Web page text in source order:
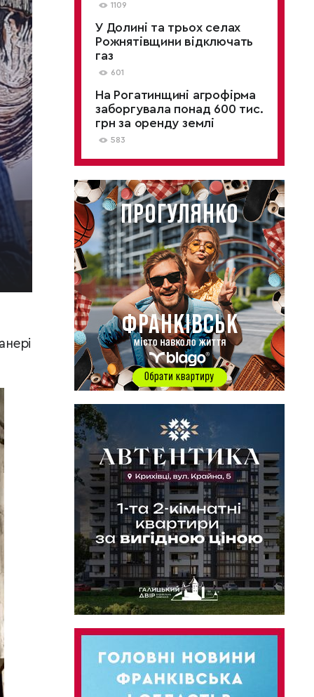
1109
У Долині та трьох селах
Рожнятівщини відключать
газ
601
На Рогатинщині агрофірма
заборгувала понад 600 тис.
грн за оренду землі
583